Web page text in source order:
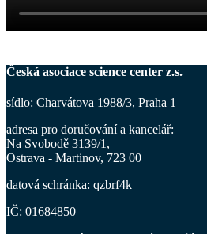
Česká asociace science center z.s.
sídlo: Charvátova 1988/3, Praha 1
adresa pro doručování a kancelář:
Na Svobodě 3139/1,
Ostrava - Martinov, 723 00
datová schránka: qzbrf4k
IČ: 01684850